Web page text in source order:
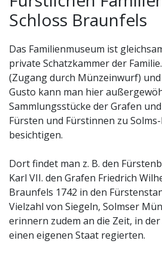
Schloss Braunfels
Das Familienmuseum ist
private Schatzkammer der
(Zugang durch Münzeinwurf)
Gusto kann man hier
Sammlungsstücke der Grafen
Fürsten und Fürstinnen zu
besichtigen.
Dort findet man z. B. den
Karl VII. den Grafen Friedrich
Braunfels 1742 in den
Vielzahl von Siegeln, Solmser
erinnern zudem an die Zeit, in
einen eigenen Staat regierten.